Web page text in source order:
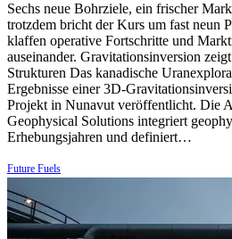
Sechs neue Bohrziele, ein frischer
trotzdem bricht der Kurs um fast neun
klaffen operative Fortschritte und
auseinander. Gravitationsinversion
Strukturen Das kanadische
Ergebnisse einer 3D-
Projekt in Nunavut veröffentlicht. Die
Geophysical Solutions integriert
Erhebungsjahren und definiert…
Future Fuels